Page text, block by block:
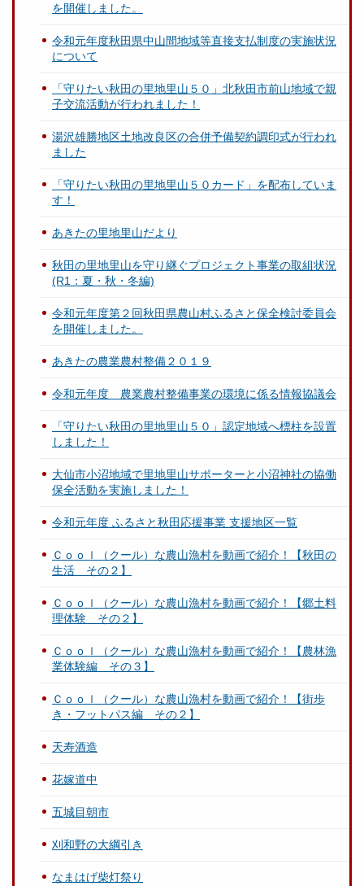
を開催しました。
令和元年度秋田県中山間地域等直接支払制度の実施状況
について
「守りたい秋田の里地里山５０」北秋田市前山地域で親
子交流活動が行われました！
湯沢雄勝地区土地改良区の合併予備契約調印式が行われ
ました
「守りたい秋田の里地里山５０カード」を配布していま
す！
あきたの里地里山だより
秋田の里地里山を守り継ぐプロジェクト事業の取組状況
(R1：夏・秋・冬編)
令和元年度第２回秋田県農山村ふるさと保全検討委員会
を開催しました。
あきたの農業農村整備２０１９
令和元年度 農業農村整備事業の環境に係る情報協議会
「守りたい秋田の里地里山５０」認定地域へ標柱を設置
しました！
大仙市小沼地域で里地里山サポーターと小沼神社の協働
保全活動を実施しました！
令和元年度 ふるさと秋田応援事業 支援地区一覧
Ｃｏｏｌ（クール）な農山漁村を動画で紹介！【秋田の
生活 その２】
Ｃｏｏｌ（クール）な農山漁村を動画で紹介！【郷土料
理体験 その２】
Ｃｏｏｌ（クール）な農山漁村を動画で紹介！【農林漁
業体験編 その３】
Ｃｏｏｌ（クール）な農山漁村を動画で紹介！【街歩
き・フットパス編 その２】
天寿酒造
花嫁道中
五城目朝市
刈和野の大綱引き
なまはげ柴灯祭り